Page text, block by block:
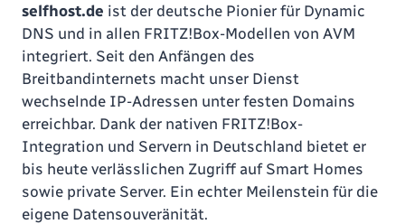
selfhost.de ist der deutsche Pionier für Dynamic
DNS und in allen FRITZ!Box-Modellen von AVM
integriert. Seit den Anfängen des
Breitbandinternets macht unser Dienst
wechselnde IP-Adressen unter festen Domains
erreichbar. Dank der nativen FRITZ!Box-
Integration und Servern in Deutschland bietet er
bis heute verlässlichen Zugriff auf Smart Homes
sowie private Server. Ein echter Meilenstein für die
eigene Datensouveränität.